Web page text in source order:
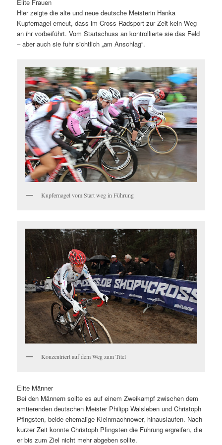
Elite Frauen
Hier zeigte die alte und neue deutsche Meisterin Hanka
Kupfernagel erneut, dass im Cross-Radsport zur Zeit kein Weg
an ihr vorbeiführt. Vom Startschuss an kontrollierte sie das Feld
– aber auch sie fuhr sichtlich „am Anschlag“.
Kupfernagel vom Start weg in Führung
Konzentriert auf dem Weg zum Titel
Elite Männer
Bei den Männern sollte es auf einem Zweikampf zwischen dem
amtierenden deutschen Meister Philipp Walsleben und Christoph
Pfingsten, beide ehemalige Kleinmachnower, hinauslaufen. Nach
kurzer Zeit konnte Christoph Pfingsten die Führung ergreifen, die
er bis zum Ziel nicht mehr abgeben sollte.